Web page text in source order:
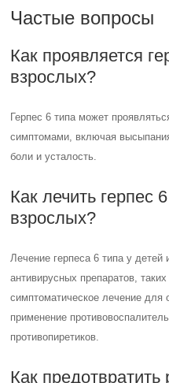
Частые вопросы
Как проявляется
взрослых?
Герпес 6 типа может
симптомами, включая
боли и усталость.
Как лечить герпес
взрослых?
Лечение герпеса 6 типа у
антивирусных препаратов,
симптоматическое лечение для
применение
противопиретиков.
Как предотвратить